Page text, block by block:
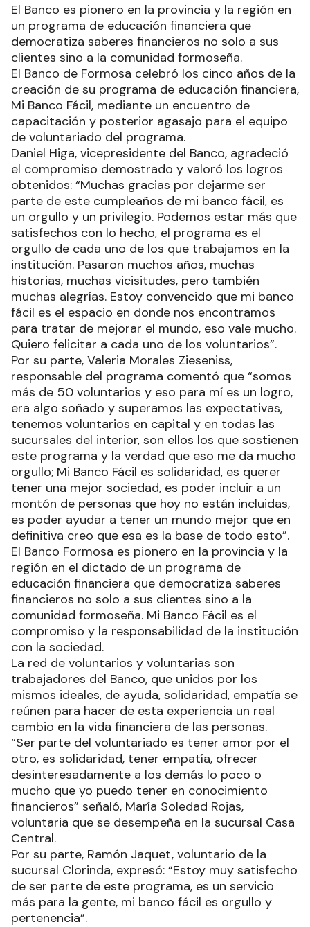
El Banco es pionero en la provincia y la región en
un programa de educación financiera que
democratiza saberes financieros no solo a sus
clientes sino a la comunidad formoseña.
El Banco de Formosa celebró los cinco años de la
creación de su programa de educación financiera,
Mi Banco Fácil, mediante un encuentro de
capacitación y posterior agasajo para el equipo
de voluntariado del programa.
Daniel Higa, vicepresidente del Banco, agradeció
el compromiso demostrado y valoró los logros
obtenidos: “Muchas gracias por dejarme ser
parte de este cumpleaños de mi banco fácil, es
un orgullo y un privilegio. Podemos estar más que
satisfechos con lo hecho, el programa es el
orgullo de cada uno de los que trabajamos en la
institución. Pasaron muchos años, muchas
historias, muchas vicisitudes, pero también
muchas alegrías. Estoy convencido que mi banco
fácil es el espacio en donde nos encontramos
para tratar de mejorar el mundo, eso vale mucho.
Quiero felicitar a cada uno de los voluntarios”.
Por su parte, Valeria Morales Zieseniss,
responsable del programa comentó que “somos
más de 50 voluntarios y eso para mí es un logro,
era algo soñado y superamos las expectativas,
tenemos voluntarios en capital y en todas las
sucursales del interior, son ellos los que sostienen
este programa y la verdad que eso me da mucho
orgullo; Mi Banco Fácil es solidaridad, es querer
tener una mejor sociedad, es poder incluir a un
montón de personas que hoy no están incluidas,
es poder ayudar a tener un mundo mejor que en
definitiva creo que esa es la base de todo esto”.
El Banco Formosa es pionero en la provincia y la
región en el dictado de un programa de
educación financiera que democratiza saberes
financieros no solo a sus clientes sino a la
comunidad formoseña. Mi Banco Fácil es el
compromiso y la responsabilidad de la institución
con la sociedad.
La red de voluntarios y voluntarias son
trabajadores del Banco, que unidos por los
mismos ideales, de ayuda, solidaridad, empatía se
reúnen para hacer de esta experiencia un real
cambio en la vida financiera de las personas.
“Ser parte del voluntariado es tener amor por el
otro, es solidaridad, tener empatía, ofrecer
desinteresadamente a los demás lo poco o
mucho que yo puedo tener en conocimiento
financieros” señaló, María Soledad Rojas,
voluntaria que se desempeña en la sucursal Casa
Central.
Por su parte, Ramón Jaquet, voluntario de la
sucursal Clorinda, expresó: “Estoy muy satisfecho
de ser parte de este programa, es un servicio
más para la gente, mi banco fácil es orgullo y
pertenencia”.